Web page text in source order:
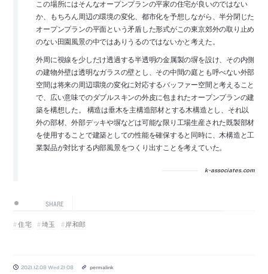
この場所にはそんなオープンプランの平家の住宅が良いのではない
か、もちろん周辺の環境の変化、都市化を予想しながら、半分閉じた
オープンプランの平面という矛盾した形式がこの東京郊外の取り止め
のない田園風景の中ではありうるのではないかと考えた。
外周に視線を少しだけ透過する半透明の金属製の塀を設け、その内側
の建物外壁は透明なガラスの壁とし、その中間の庭とも呼べない外部
空間は将来の周辺環境の変化に対応するバッファー空間と考えること
で、広い意味でのダブルスキンの外皮に包まれたオープンプランの建
築を構想した。 構造は垂木を主構造部材とする木構造とし、それ以
外の部材、外部デッキや塀などは可能な限り工場生産された既製部材
を使用することで建築としての性能を確保すると同時に、木構造と工
業製品が対比する内部風景をつくり出すことを考えていた。
k-associates.com
SHARE
住宅 埼玉 岸和郎
2021.12.08 Wed 21:08 permalink